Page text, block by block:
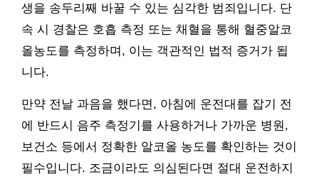
생을 송두리째 바꿀 수 있는 심각한 범죄입니다. 단
속 시 경찰은 호흡 측정 또는 채혈을 통해 혈중알코
올농도를 측정하며, 이는 객관적인 법적 증거가 됩
니다.
만약 전날 과음을 했다면, 아침에 운전대를 잡기 전
에 반드시 음주 측정기를 사용하거나 가까운 병원,
보건소 등에서 정확한 알코올 농도를 확인하는 것이
필수입니다. 조금이라도 의심된다면 절대 운전하지